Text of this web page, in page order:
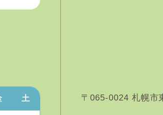
土 〒065-0024 札幌市